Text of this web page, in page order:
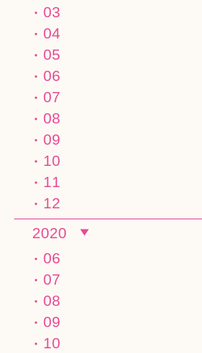
03
04
05
06
07
08
09
10
11
12
2020
06
07
08
09
10